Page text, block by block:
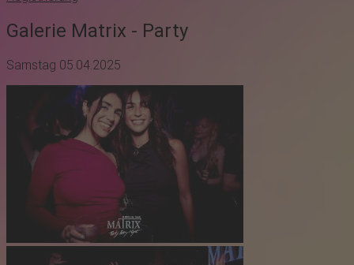
Galerie Matrix - Party
Samstag 05.04.2025